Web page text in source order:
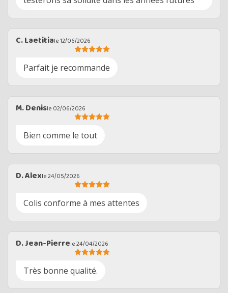
C. Laetitiale 12/06/2026
Parfait je recommande
M. Denisle 02/06/2026
Bien comme le tout
D. Alexle 24/05/2026
Colis conforme à mes attentes
D. Jean-Pierrele 24/04/2026
Très bonne qualité.